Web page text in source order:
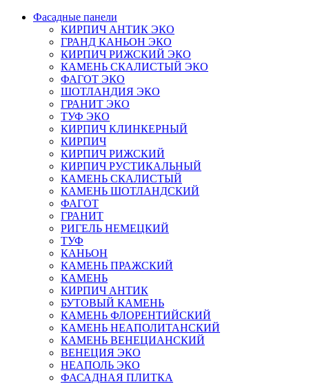
Фасадные панели
КИРПИЧ АНТИК ЭКО
ГРАНД КАНЬОН ЭКО
КИРПИЧ РИЖСКИЙ ЭКО
КАМЕНЬ СКАЛИСТЫЙ ЭКО
ФАГОТ ЭКО
ШОТЛАНДИЯ ЭКО
ГРАНИТ ЭКО
ТУФ ЭКО
КИРПИЧ КЛИНКЕРНЫЙ
КИРПИЧ
КИРПИЧ РИЖСКИЙ
КИРПИЧ РУСТИКАЛЬНЫЙ
КАМЕНЬ СКАЛИСТЫЙ
КАМЕНЬ ШОТЛАНДСКИЙ
ФАГОТ
ГРАНИТ
РИГЕЛЬ НЕМЕЦКИЙ
ТУФ
КАНЬОН
КАМЕНЬ ПРАЖСКИЙ
КАМЕНЬ
КИРПИЧ АНТИК
БУТОВЫЙ КАМЕНЬ
КАМЕНЬ ФЛОРЕНТИЙСКИЙ
КАМЕНЬ НЕАПОЛИТАНСКИЙ
КАМЕНЬ ВЕНЕЦИАНСКИЙ
ВЕНЕЦИЯ ЭКО
НЕАПОЛЬ ЭКО
ФАСАДНАЯ ПЛИТКА